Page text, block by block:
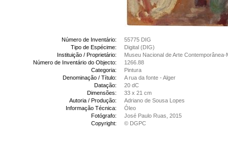
Número de Inventário:
55775 DIG
Tipo de Espécime:
Digital (DIG)
Instituição / Proprietário:
Museu Nacional de Arte Contemporânea-
Número de Inventário do Objecto:
1266.88
Categoria:
Pintura
Denominação / Título:
A rua da fonte - Alger
Datação:
20 dC
Dimensões:
33 x 21 cm
Autoria / Produção:
Adriano de Sousa Lopes
Informação Técnica:
Óleo
Fotógrafo:
José Paulo Ruas, 2015
Copyright:
© DGPC